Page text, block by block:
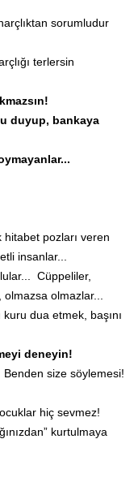
sorumludur
terlersin
duyup, bankaya
hitabet pozları veren
insanlar...
Cüppeliler,
olmazlar...
dua etmek, başını
deneyin!
size söylemesi!
hiç sevmez!
kurtulmaya